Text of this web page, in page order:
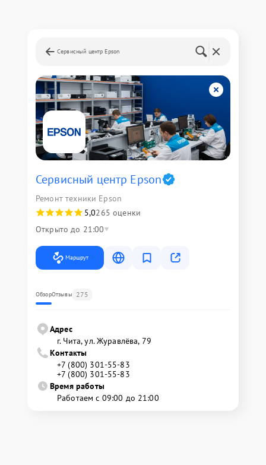
Сервисный центр Epson
Сервисный центр Epson
Ремонт техники Epson
5,0265 оценки
Открыто до 21:00
Маршрут
ОбзорОтзывы 275
Адрес
г. Чита, ул. Журавлёва, 79
Контакты
+7 (800) 301-55-83
+7 (800) 301-55-83
Время работы
Работаем с 09:00 до 21:00